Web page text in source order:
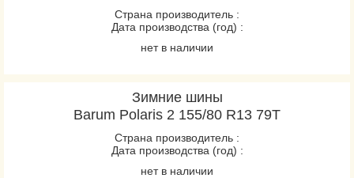
Страна производитель :
Дата производства (год) :
нет в наличии
Зимние шины
Barum Polaris 2 155/80 R13 79T
Страна производитель :
Дата производства (год) :
нет в наличии